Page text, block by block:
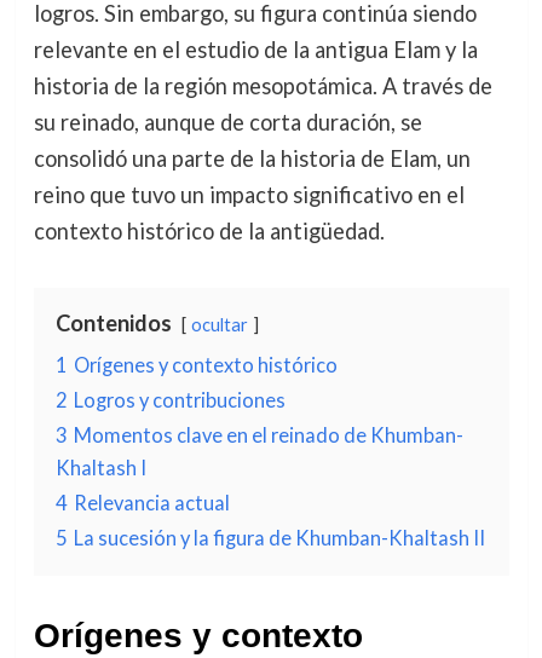
logros. Sin embargo, su figura continúa siendo
relevante en el estudio de la antigua Elam y la
historia de la región mesopotámica. A través de
su reinado, aunque de corta duración, se
consolidó una parte de la historia de Elam, un
reino que tuvo un impacto significativo en el
contexto histórico de la antigüedad.
Contenidos ocultar
1 Orígenes y contexto histórico
2 Logros y contribuciones
3 Momentos clave en el reinado de Khumban-
Khaltash I
4 Relevancia actual
5 La sucesión y la figura de Khumban-Khaltash II
Orígenes y contexto